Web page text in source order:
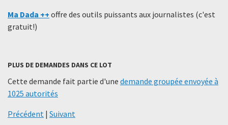
Ma Dada ++ offre des outils puissants aux journalistes (c'est
gratuit!)
PLUS DE DEMANDES DANS CE LOT
Cette demande fait partie d'une demande groupée envoyée à
1025 autorités
Précédent | Suivant